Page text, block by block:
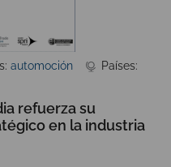
automoción
Países:
refuerza su
en la industria